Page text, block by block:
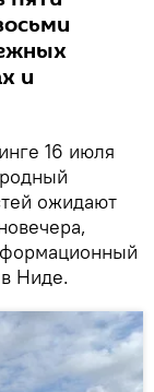
и
16 июля
ожидают
Ниде.